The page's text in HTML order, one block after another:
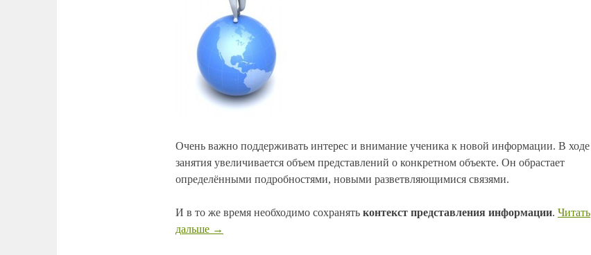
Очень важно поддерживать интерес и внимание ученика к новой информации. В ходе
занятия увеличивается объем представлений о конкретном объекте. Он обрастает
определёнными подробностями, новыми разветвляющимися связями.
И в то же время необходимо сохранять контекст представления информации. Читать
дальше →